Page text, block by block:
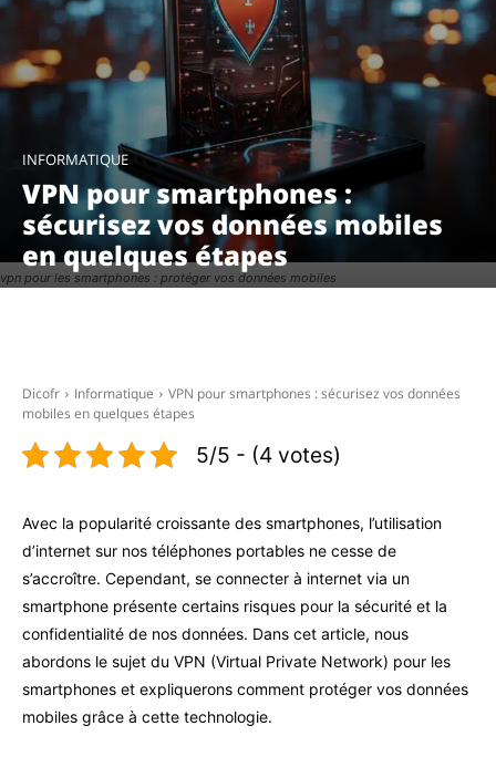
vpn pour les smartphones : protéger vos données mobiles
INFORMATIQUE
VPN pour smartphones :
sécurisez vos données mobiles
en quelques étapes
Dicofr Informatique
VPN pour smartphones : sécurisez vos données
mobiles en quelques étapes
5/5 - (4 votes)
Avec la popularité croissante des smartphones, l’utilisation
d’internet sur nos téléphones portables ne cesse de
s’accroître. Cependant, se connecter à internet via un
smartphone présente certains risques pour la sécurité et la
confidentialité de nos données. Dans cet article, nous
abordons le sujet du VPN (Virtual Private Network) pour les
smartphones et expliquerons comment protéger vos données
mobiles grâce à cette technologie.